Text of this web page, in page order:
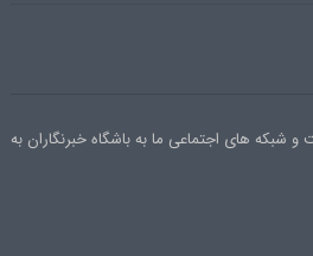
شبکه های اجتماعی ما به باشگاه خبرنگاران به